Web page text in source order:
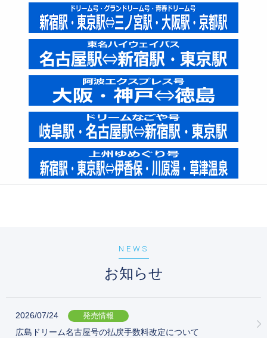
NEWS
お知らせ
2026/07/24 発売情報
広島ドリーム名古屋号の払戻手数料改定について